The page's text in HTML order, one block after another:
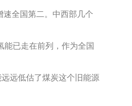
全国第二。中西部几个
能已走在前列，作为全国
远低估了煤炭这个旧能源